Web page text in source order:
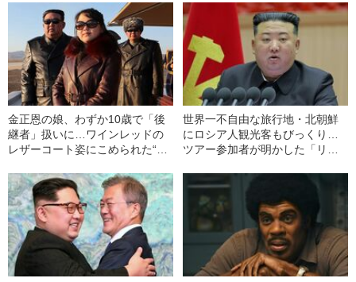
金正恩の娘、わずか10歳で「後
継者」扱いに…ワインレッドの
レザーコート姿にこめられた“深
世界一不自由な旅行地・北朝鮮
にロシア人観光客もびっくり…
ツアー参加者が明かした「リア